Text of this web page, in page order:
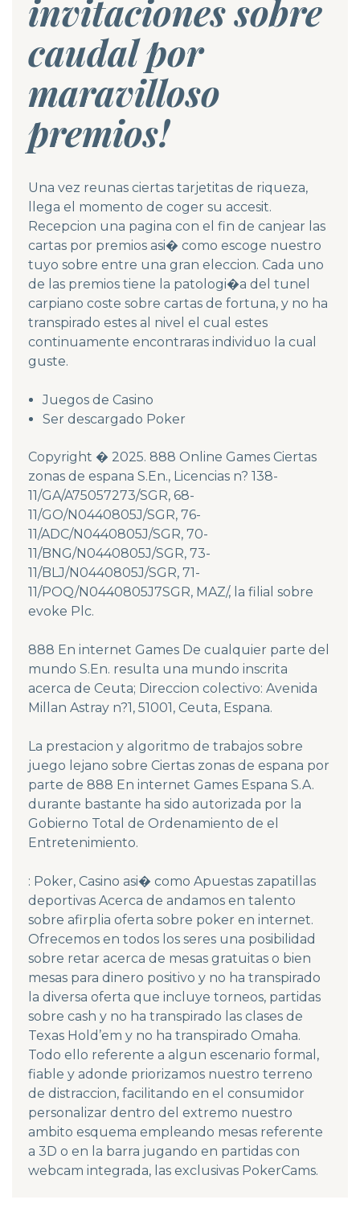
invitaciones sobre
caudal por
maravilloso
premios!
Una vez reunas ciertas tarjetitas de riqueza,
llega el momento de coger su accesit.
Recepcion una pagina con el fin de canjear las
cartas por premios asi� como escoge nuestro
tuyo sobre entre una gran eleccion. Cada uno
de las premios tiene la patologi�a del tunel
carpiano coste sobre cartas de fortuna, y no ha
transpirado estes al nivel el cual estes
continuamente encontraras individuo la cual
guste.
Juegos de Casino
Ser descargado Poker
Copyright � 2025. 888 Online Games Ciertas
zonas de espana S.En., Licencias n? 138-
11/GA/A75057273/SGR, 68-
11/GO/N0440805J/SGR, 76-
11/ADC/N0440805J/SGR, 70-
11/BNG/N0440805J/SGR, 73-
11/BLJ/N0440805J/SGR, 71-
11/POQ/N0440805J7SGR, MAZ/, la filial sobre
evoke Plc.
888 En internet Games De cualquier parte del
mundo S.En. resulta una mundo inscrita
acerca de Ceuta; Direccion colectivo: Avenida
Millan Astray n?1, 51001, Ceuta, Espana.
La prestacion y algoritmo de trabajos sobre
juego lejano sobre Ciertas zonas de espana por
parte de 888 En internet Games Espana S.A.
durante bastante ha sido autorizada por la
Gobierno Total de Ordenamiento de el
Entretenimiento.
: Poker, Casino asi� como Apuestas zapatillas
deportivas Acerca de andamos en talento
sobre afirplia oferta sobre poker en internet.
Ofrecemos en todos los seres una posibilidad
sobre retar acerca de mesas gratuitas o bien
mesas para dinero positivo y no ha transpirado
la diversa oferta que incluye torneos, partidas
sobre cash y no ha transpirado las clases de
Texas Hold’em y no ha transpirado Omaha.
Todo ello referente a algun escenario formal,
fiable y adonde priorizamos nuestro terreno
de distraccion, facilitando en el consumidor
personalizar dentro del extremo nuestro
ambito esquema empleando mesas referente
a 3D o en la barra jugando en partidas con
webcam integrada, las exclusivas PokerCams.